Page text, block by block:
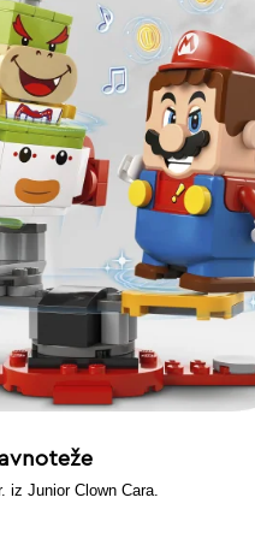
iz Junior Clown Cara.